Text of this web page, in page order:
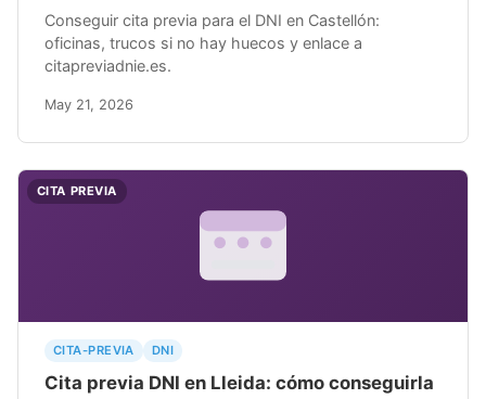
Conseguir cita previa para el DNI en Castellón:
oficinas, trucos si no hay huecos y enlace a
citapreviadnie.es.
May 21, 2026
CITA PREVIA
CITA-PREVIA DNI
Cita previa DNI en Lleida: cómo conseguirla